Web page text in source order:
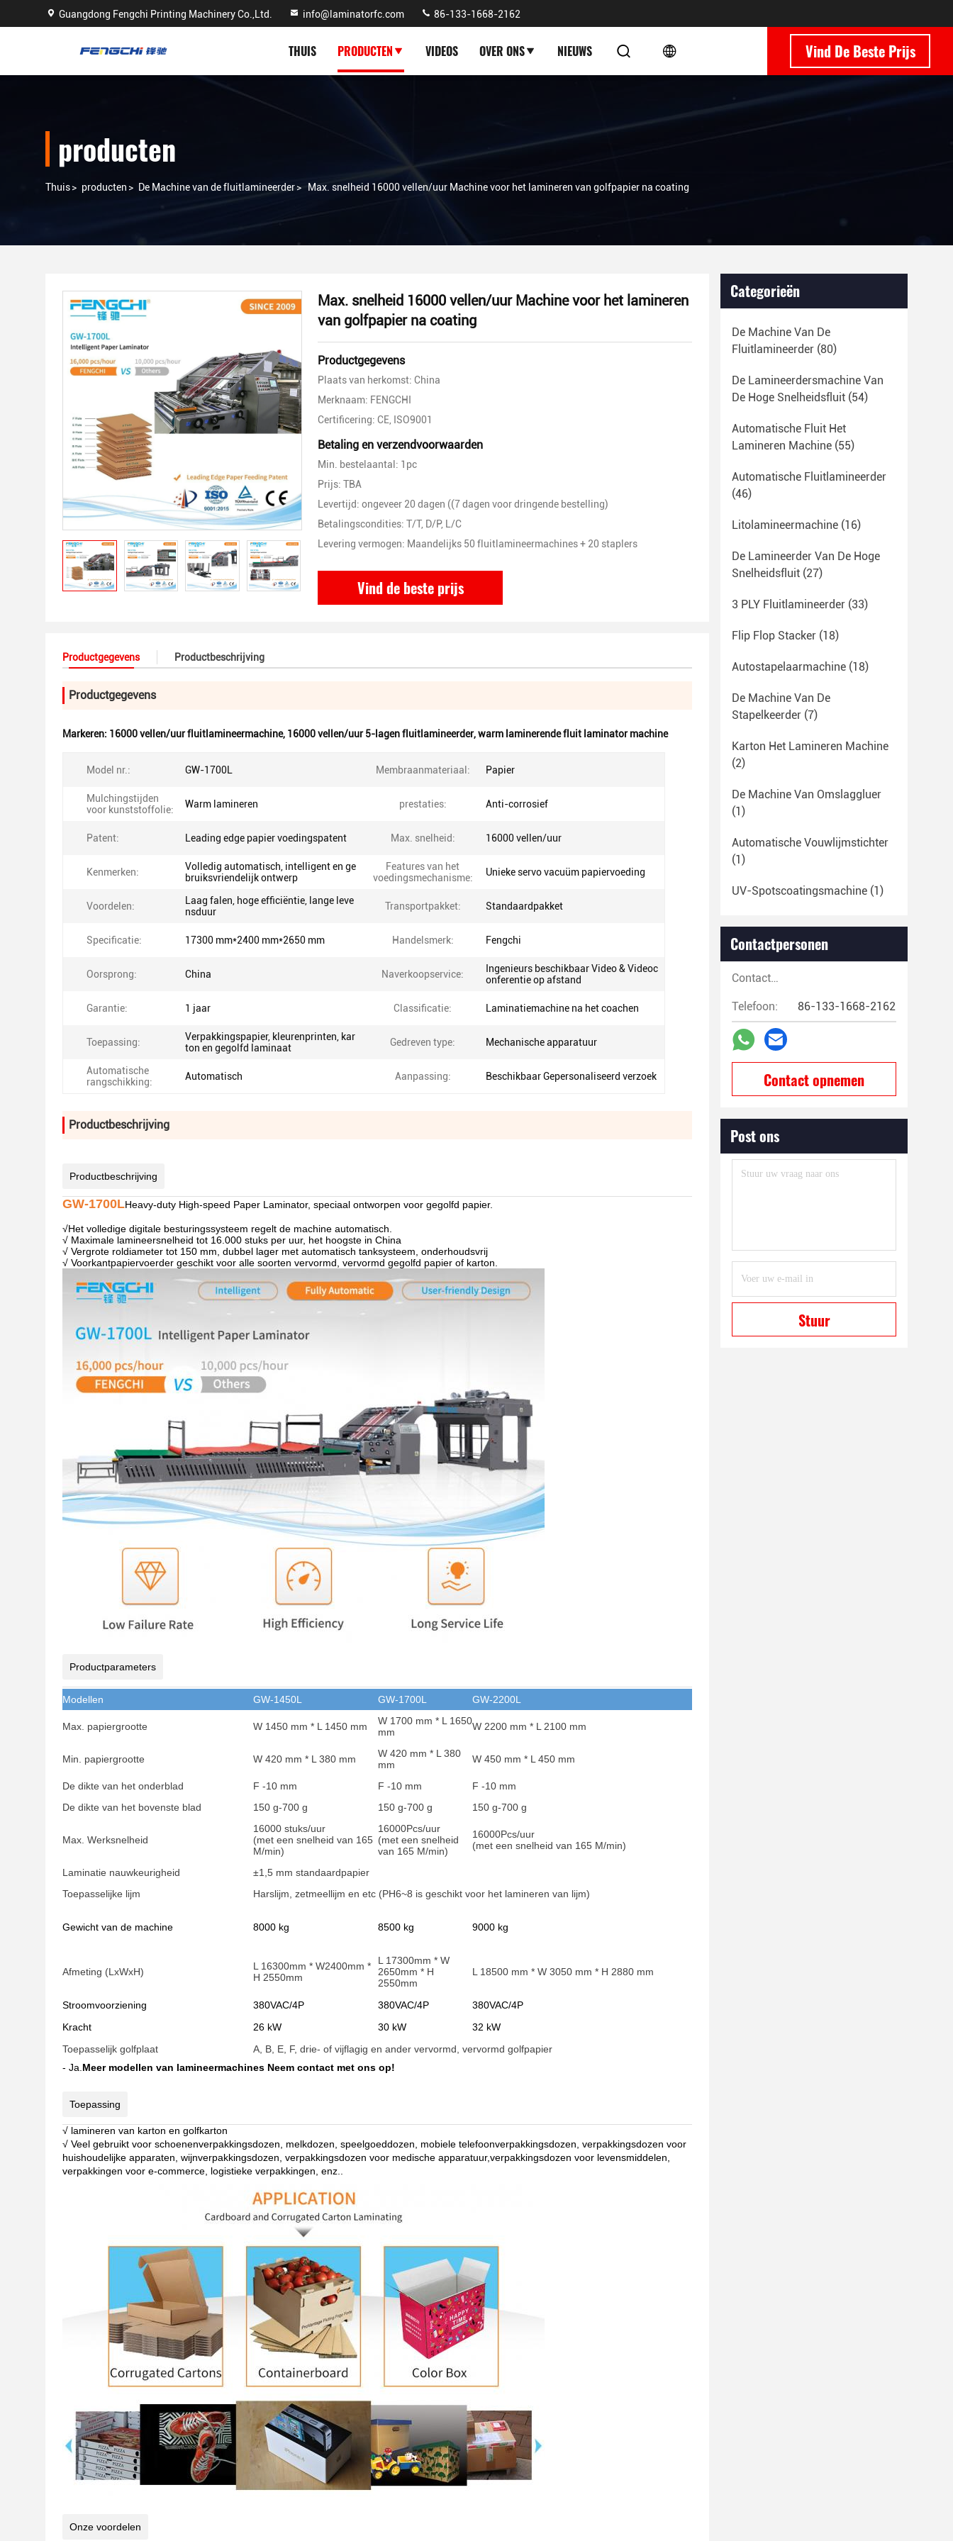
Guangdong Fengchi Printing Machinery Co.,Ltd. info@laminatorfc.com 86-133-1668-2162
THUIS PRODUCTEN VIDEOS OVER ONS NIEUWS Vind De Beste Prijs
producten
Thuis> producten > De Machine van de fluitlamineerder> Max. snelheid 16000 vellen/uur Machine voor het lamineren van golfpapier na coating
Max. snelheid 16000 vellen/uur Machine voor het lamineren
van golfpapier na coating
Productgegevens
Plaats van herkomst: China
Merknaam: FENGCHI
Certificering: CE, ISO9001
Betaling en verzendvoorwaarden
Min. bestelaantal: 1pc
Prijs: TBA
Levertijd: ongeveer 20 dagen ((7 dagen voor dringende bestelling)
Betalingscondities: T/T, D/P, L/C
Levering vermogen: Maandelijks 50 fluitlamineermachines + 20 staplers
Vind de beste prijs
Productgegevens Productbeschrijving
Productgegevens
Markeren: 16000 vellen/uur fluitlamineermachine, 16000 vellen/uur 5-lagen fluitlamineerder,warm laminerende fluit laminator machine
Model nr.: GW-1700L Membraanmateriaal: Papier
Mulchingstijden
voor kunststoffolie:
Warm lamineren prestaties: Anti-corrosief
Patent: Leading edge papier voedingspatent Max. snelheid: 16000 vellen/uur
Kenmerken:
Volledig automatisch, intelligent en ge
bruiksvriendelijk ontwerp
Features van het
voedingsmechanisme:
Unieke servo vacuüm papiervoeding
Voordelen:
Laag falen, hoge efficiëntie, lange leve
nsduur
Transportpakket: Standaardpakket
Specificatie: 17300 mm*2400 mm*2650 mm Handelsmerk: Fengchi
Oorsprong: China Naverkoopservice:
Ingenieurs beschikbaar Video & Videoc
onferentie op afstand
Garantie: 1 jaar Classificatie: Laminatiemachine na het coachen
Toepassing:
Verpakkingspapier, kleurenprinten, kar
ton en gegolfd laminaat
Gedreven type: Mechanische apparatuur
Automatische
rangschikking:
Automatisch Aanpassing: Beschikbaar Gepersonaliseerd verzoek
Productbeschrijving
Productbeschrijving
GW-1700LHeavy-duty High-speed Paper Laminator, speciaal ontworpen voor gegolfd papier.
√Het volledige digitale besturingssysteem regelt de machine automatisch.
√ Maximale lamineersnelheid tot 16.000 stuks per uur, het hoogste in China
√ Vergrote roldiameter tot 150 mm, dubbel lager met automatisch tanksysteem, onderhoudsvrij
√ Voorkantpapiervoerder geschikt voor alle soorten vervormd, vervormd gegolfd papier of karton.
Productparameters
Modellen GW-1450L GW-1700L GW-2200L
Max. papiergrootte W 1450 mm * L 1450 mm
W 1700 mm * L 1650
mm
W 2200 mm * L 2100 mm
Min. papiergrootte W 420 mm * L 380 mm
W 420 mm * L 380
mm
W 450 mm * L 450 mm
De dikte van het onderblad F -10 mm F -10 mm
F -10 mm
De dikte van het bovenste blad
150 g-700 g 150 g-700 g 150 g-700 g
Max. Werksnelheid
16000 stuks/uur
(met een snelheid van 165
M/min)
16000Pcs/uur
(met een snelheid
van 165 M/min)
16000Pcs/uur
(met een snelheid van 165 M/min)
Laminatie nauwkeurigheid
±1,5 mm standaardpapier
Toepasselijke lijm
Harslijm, zetmeellijm en etc (PH6~8 is geschikt voor het lamineren van lijm)
Gewicht van de machine 8000 kg 8500 kg 9000 kg
Afmeting (LxWxH)
L 16300mm * W2400mm *
H 2550mm
L 17300mm * W
2650mm * H
2550mm
L 18500 mm * W 3050 mm * H 2880 mm
Stroomvoorziening 380VAC/4P 380VAC/4P
380VAC/4P
Kracht
26 kW 30 kW
32 kW
Toepasselijk golfplaat
A, B, E, F, drie- of vijflagig en ander vervormd, vervormd golfpapier
- Ja. Meer modellen van lamineermachines Neem contact met ons op!
Toepassing
√ lamineren van karton en golfkarton
√ Veel gebruikt voor schoenenverpakkingsdozen, melkdozen, speelgoeddozen, mobiele telefoonverpakkingsdozen, verpakkingsdozen voor
huishoudelijke apparaten, wijnverpakkingsdozen, verpakkingsdozen voor medische apparatuur,verpakkingsdozen voor levensmiddelen,
verpakkingen voor e-commerce, logistieke verpakkingen, enz.
Onze voordelen
Categorieën
De Machine Van De
Fluitlamineerder (80)
De Lamineerdersmachine Van
De Hoge Snelheidsfluit (54)
Automatische Fluit Het
Lamineren Machine (55)
Automatische Fluitlamineerder
(46)
Litolamineermachine (16)
De Lamineerder Van De Hoge
Snelheidsfluit (27)
3 PLY Fluitlamineerder (33)
Flip Flop Stacker (18)
Autostapelaarmachine (18)
De Machine Van De
Stapelkeerder (7)
Karton Het Lamineren Machine
(2)
De Machine Van Omslaggluer
(1)
Automatische Vouwlijmstichter
(1)
UV-Spotscoatingsmachine (1)
Contactpersonen
Contactpersonen:
Telefoon: 86-133-1668-2162
Contact opnemen
Post ons
Stuur